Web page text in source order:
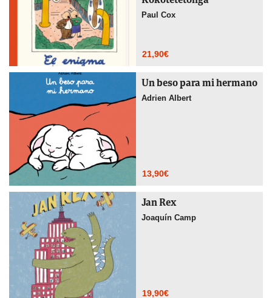
Paul Cox
21,90€
Un beso para mi hermano
Adrien Albert
13,90€
Jan Rex
Joaquín Camp
19,90€